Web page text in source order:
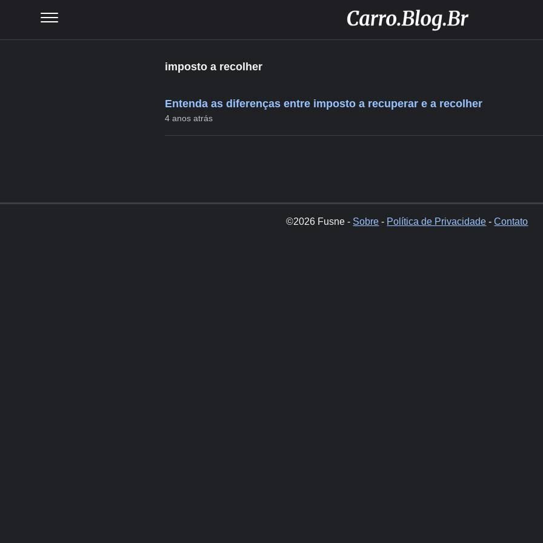
imposto a recolher
Entenda as diferenças entre imposto a recuperar e a recolher
4 anos atrás
©2026 Fusne - Sobre - Política de Privacidade -Contato